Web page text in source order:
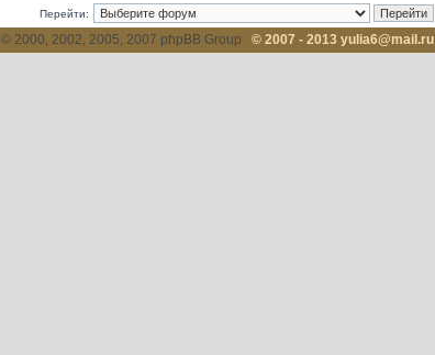
Перейти:
© 2000, 2002, 2005, 2007 phpBB Group © 2007 - 2013 yulia6@mail.ru